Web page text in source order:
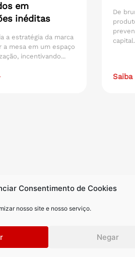
Consentimento de Cookies
nosso site e nosso serviço.
Negar
em
inéditas
a estratégia da marca
a mesa em um espaço
incentivando...
De